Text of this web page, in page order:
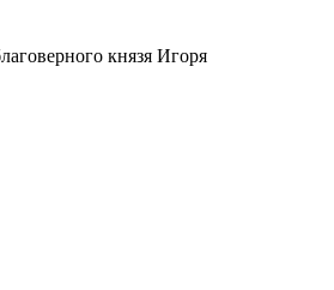
князя Игоря